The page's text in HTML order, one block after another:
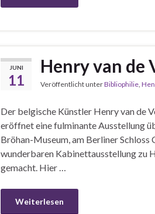
JUNI
11
Henry van de
Veröffentlicht unterBibliophilie,
Der belgische Künstler Henry van de
eröffnet eine fulminante Ausstellung
Bröhan-Museum, am Berliner
wunderbaren Kabinettausstellung zu
gemacht. Hier …
Weiterlesen